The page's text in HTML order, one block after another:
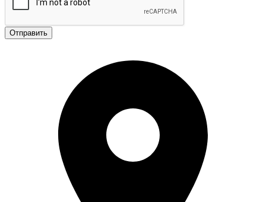
Отправить